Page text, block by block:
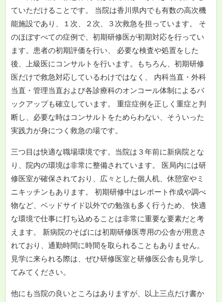
ていただけることです。 当院は香川県内でも有数の高次機
能施設であり、１次、２次、３次救急を担っています。 そ
のほぼすべての症例で、初期研修医が初期対応を行ってい
ます。患者の初期評価を行い、 必要な検査や処置をした
後、上級医にコンサルトを行います。もちろん、初期研修
医だけで救急対応しているわけではなく、 内科当直・外科
当直・管理当直および各診療科のオンコール体制によるバ
ックアップも確立しています。 重症症例を正しく重症と判
断し、必要な時はコンサルトをためらわない、そういった
実践力が身につく救急の場です。
三つ目は快適な職場環境です。当院は３年前に新病院とな
り、院内の環境は非常に整備されています。 医局内には研
修医室が確保されており、広々とした個人机、休憩室やミ
ニキッチンもあります。 初期研修中はレポート作成や調べ
物など、ベッドサイド以外での勉強も多く行うため、 快適
な環境で仕事に打ち込めることは非常に重要な要素だと考
えます。 新病院のそばには初期研修医専用の公舎が用意さ
れており、通勤時間に時間を取られることもありません。
見学に来られる際は、ぜひ研修医室と研修医公舎も見学し
てみてください。
他にも当院の良いところはありますが、以上三点だけ書か